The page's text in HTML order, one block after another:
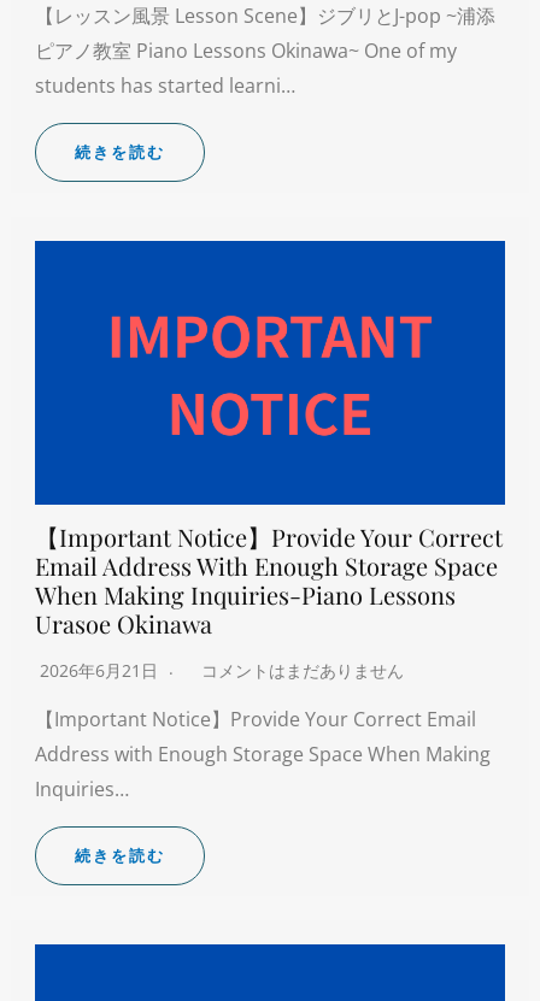
【レッスン風景 Lesson Scene】ジブリとJ-pop ~浦添
ピアノ教室 Piano Lessons Okinawa~ One of my
students has started learni…
続きを読む
【Important Notice】Provide Your Correct
Email Address With Enough Storage Space
When Making Inquiries-Piano Lessons
Urasoe Okinawa
2026年6月21日 コメントはまだありません
【Important Notice】Provide Your Correct Email
Address with Enough Storage Space When Making
Inquiries…
続きを読む